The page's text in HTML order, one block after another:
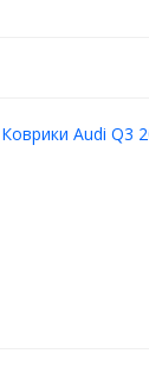
Коврики Audi Q3